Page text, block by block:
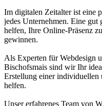
Im digitalen Zeitalter ist eine
jedes Unternehmen. Eine gut
helfen, Ihre Online-Präsenz
gewinnen.
Als Experten für Webdesign
Bischofsmais sind wir Ihr
Erstellung einer individuellen
helfen.
Unser erfahrenes Team von